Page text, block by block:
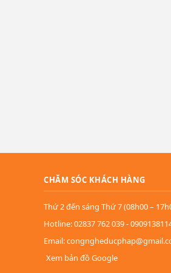
CHĂM SÓC KHÁCH HÀNG
Thứ 2 đến sáng Thứ 7 (08h00 –
Hotline: 02837 762 039 -
Email:
Xem bản đồ Google